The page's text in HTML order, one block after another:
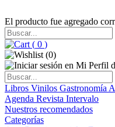
El producto fue agregado
( 0 )
(0)
Libros Vinilos Gastronomía
Agenda Revista Intervalo
Nuestros recomendados
Categorías